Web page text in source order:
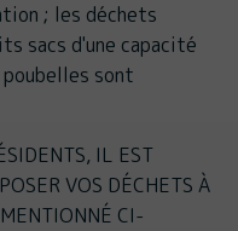
; les déchets
sacs d'une capacité
sont
IL EST
VOS DÉCHETS À
CI-